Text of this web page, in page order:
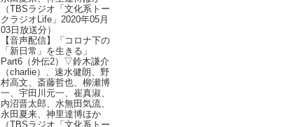
（TBSラジオ「文化系トー
クラジオLife」2020年05月
03日放送分）
【音声配信】「コロナ下の
「新日常」を生きる」
Part6（外伝2）▽鈴木謙介
（charlie）、速水健朗、野
村高文、斎藤哲也、柳瀬博
一、宇田川元一、崔真淑、
内沼晋太郎、水無田気流、
永田夏来、神里達博ほか
（TBSラジオ「文化系トー